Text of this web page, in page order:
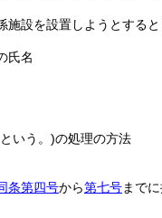
設を設置しようとする
氏名
いう。)の処理の方法
条第四号から第七号まで